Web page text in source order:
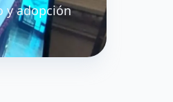
y adopción